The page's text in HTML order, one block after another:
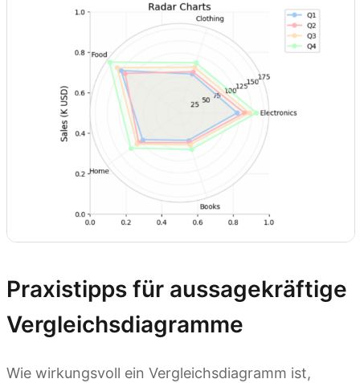
Praxistipps für aussagekräftige
Vergleichsdiagramme
Wie wirkungsvoll ein Vergleichsdiagramm ist,